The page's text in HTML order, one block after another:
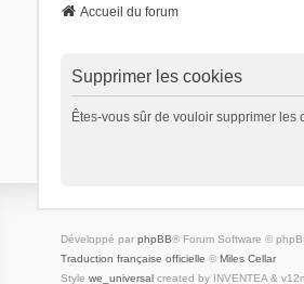
Accueil du forum
Supprimer les cookies
Êtes-vous sûr de vouloir supprimer les
Développé par phpBB® Forum Software ©
Traduction française officielle © Miles Cellar
Style we_universalcreated by INVENTEA &